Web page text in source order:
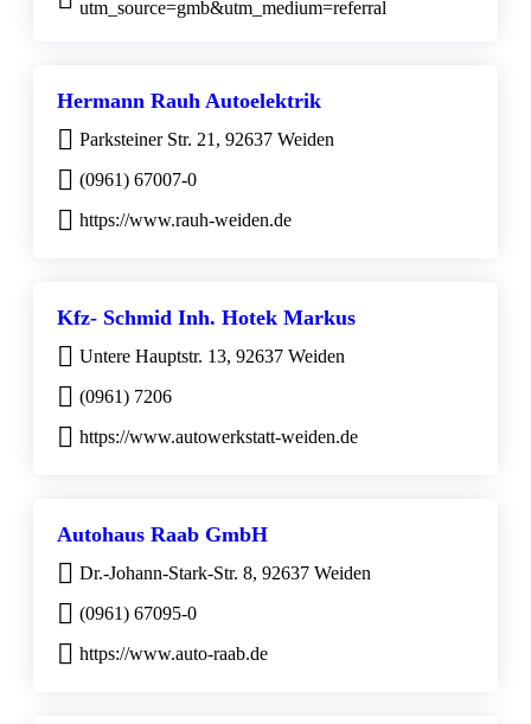
utm_source=gmb&utm_medium=referral
Hermann Rauh Autoelektrik
Parksteiner Str. 21, 92637 Weiden
(0961) 67007-0
https://www.rauh-weiden.de
Kfz- Schmid Inh. Hotek Markus
Untere Hauptstr. 13, 92637 Weiden
(0961) 7206
https://www.autowerkstatt-weiden.de
Autohaus Raab GmbH
Dr.-Johann-Stark-Str. 8, 92637 Weiden
(0961) 67095-0
https://www.auto-raab.de